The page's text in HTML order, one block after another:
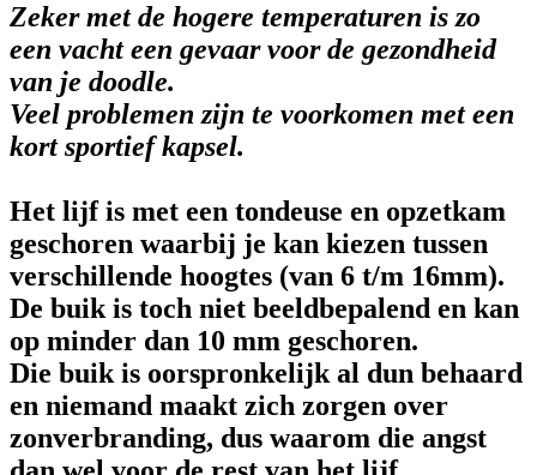
Zeker met de hogere temperaturen is zo
een vacht een gevaar voor de gezondheid
van je doodle.
Veel problemen zijn te voorkomen met een
kort sportief kapsel.
Het lijf is met een tondeuse en opzetkam
geschoren waarbij je kan kiezen tussen
verschillende hoogtes (van 6 t/m 16mm).
De buik is toch niet beeldbepalend en kan
op minder dan 10 mm geschoren.
Die buik is oorspronkelijk al dun behaard
en niemand maakt zich zorgen over
zonverbranding, dus waarom die angst